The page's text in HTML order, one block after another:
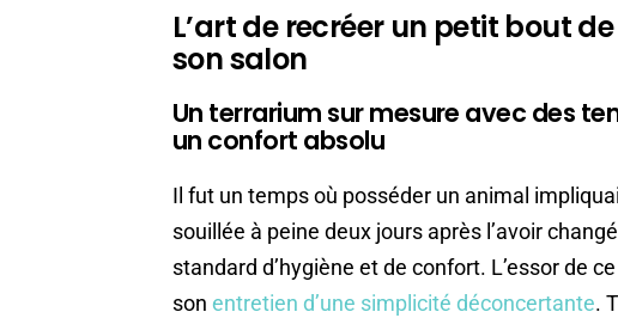
L’art de recréer un petit bout
son salon
Un terrarium sur mesure avec des
un confort absolu
Il fut un temps où posséder un animal
souillée à peine deux jours après l’avoir
standard d’hygiène et de confort. L’essor de
son entretien d’une simplicité déconcertante.